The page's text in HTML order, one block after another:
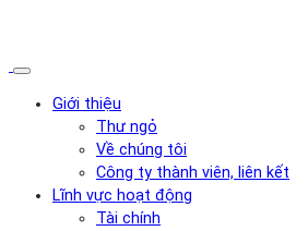
Giới thiệu
Thư ngỏ
Về chúng tôi
Công ty thành viên, liên kết
Lĩnh vực hoạt động
Tài chính